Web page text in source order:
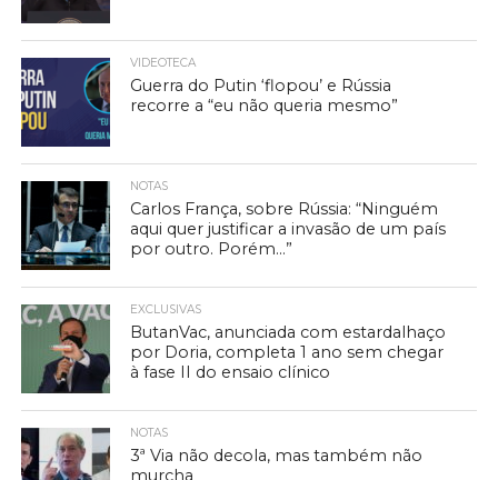
VIDEOTECA
Guerra do Putin ‘flopou’ e Rússia
recorre a “eu não queria mesmo”
NOTAS
Carlos França, sobre Rússia: “Ninguém
aqui quer justificar a invasão de um país
por outro. Porém…”
EXCLUSIVAS
ButanVac, anunciada com estardalhaço
por Doria, completa 1 ano sem chegar
à fase II do ensaio clínico
NOTAS
3ª Via não decola, mas também não
murcha